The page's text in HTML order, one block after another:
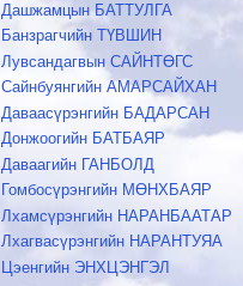
Дашжамцын БАТТУЛГА
Банзрагчийн ТҮВШИН
Лувсандагвын САЙНТӨГС
Сайнбуянгийн АМАРСАЙХАН
Даваасүрэнгийн БАДАРСАН
Донжоогийн БАТБАЯР
Даваагийн ГАНБОЛД
Гомбосүрэнгийн МӨНХБАЯР
Лхамсүрэнгийн НАРАНБААТАР
Лхагвасүрэнгийн НАРАНТУЯА
Цэенгийн ЭНХЦЭНГЭЛ